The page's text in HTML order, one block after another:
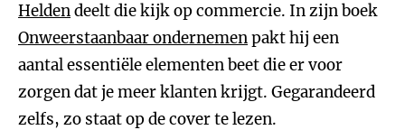
Heldendeelt die kijk op commercie. In zijn boek
Onweerstaanbaar ondernemenpakt hij een
aantal essentiële elementen beet die er voor
zorgen dat je meer klanten krijgt. Gegarandeerd
zelfs, zo staat op de cover te lezen.